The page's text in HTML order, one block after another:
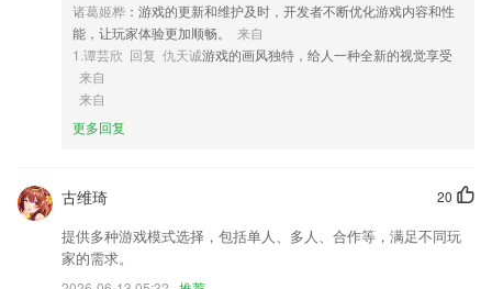
知晓顾客的信息；
5,【实时资讯】随时更报考相关资讯，让考试做到随机应变。
6,【分析报告】精确统计错题数据，智能知识诊断，方便指导学习
beoplayer下载软件优势
2.学生可在我的课表中查看自己所在班级的课表
3.软件拥有大量近年真题，覆盖专业实务与实践能力各知识点，同时还提
供了包括在线做题、真题解析、名师直播课、错题收藏、网友讨论等丰富
诸葛姬桦 ：游戏的更新和维护及时，开发者不断优化游戏内容和性
能，让玩家体验更加顺畅。
来自
1.谭芸欣 回复 仇天诚游戏的画风独特，给人一种全新的视觉享受
来自
来自
更多回复
20
古维琦
提供多种游戏模式选择，包括单人、多人、合作等，满足不同玩
家的需求。